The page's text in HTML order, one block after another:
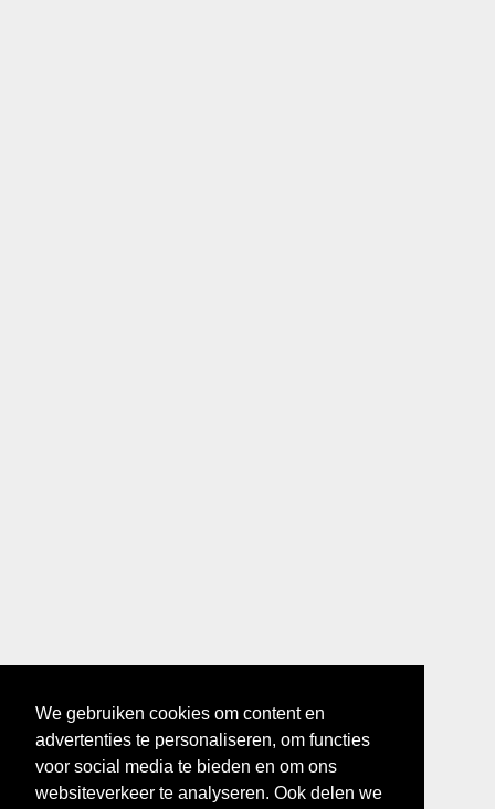
We gebruiken cookies om content en
advertenties te personaliseren, om functies
voor social media te bieden en om ons
websiteverkeer te analyseren. Ook delen we